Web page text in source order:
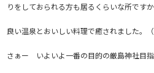
りをしておられる方も居るくらいな所ですか
良い温泉とおいしい料理で癒されました。（
さぁー いよいよ一番の目的の厳島神社目指